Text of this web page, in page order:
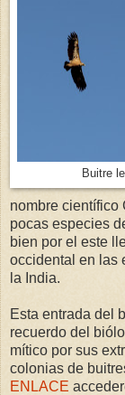
Buitre
nombre científico
pocas especies
bien por el este
occidental en las
la India.
Esta entrada del
recuerdo del
mítico por sus
colonias de
ENLACE